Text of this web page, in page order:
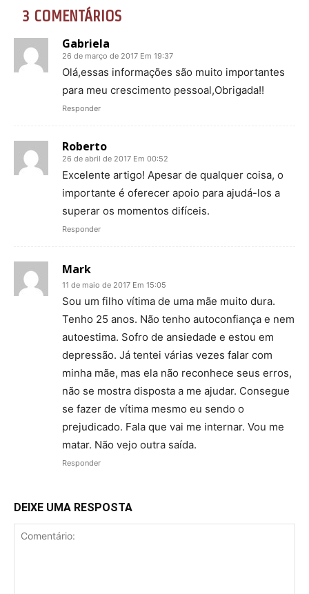
3 COMENTÁRIOS
Gabriela
26 de março de 2017 Em 19:37
Olá,essas informações são muito importantes
para meu crescimento pessoal,Obrigada!!
Responder
Roberto
26 de abril de 2017 Em 00:52
Excelente artigo! Apesar de qualquer coisa, o
importante é oferecer apoio para ajudá-los a
superar os momentos difíceis.
Responder
Mark
11 de maio de 2017 Em 15:05
Sou um filho vítima de uma mãe muito dura.
Tenho 25 anos. Não tenho autoconfiança e nem
autoestima. Sofro de ansiedade e estou em
depressão. Já tentei várias vezes falar com
minha mãe, mas ela não reconhece seus erros,
não se mostra disposta a me ajudar. Consegue
se fazer de vítima mesmo eu sendo o
prejudicado. Fala que vai me internar. Vou me
matar. Não vejo outra saída.
Responder
DEIXE UMA RESPOSTA